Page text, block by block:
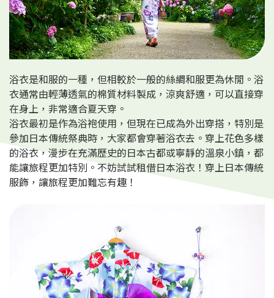
浴衣是和服的一種，但相較於一般的絲綢和服更為休閒。浴
衣通常由輕薄透氣的棉質材料製成，涼爽舒適，可以直接穿
在身上，非常適合夏天穿。
浴衣最初是作為浴袍使用，但現在已成為外出穿搭，特別是
參加日本傳統祭典時，大家都會穿著浴衣去。穿上花色多樣
的浴衣，漫步在充滿歷史的日本古都或寧靜的溫泉小鎮，都
能讓旅程更加特別。不妨試試租借日本浴衣！穿上日本傳統
服飾，讓旅程更加難忘有趣！